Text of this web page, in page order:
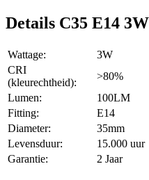
Details C35 E14
Wattage: 3W
CRI
(kleurechtheid):
>80%
Lumen:
100LM
Fitting:
E14
Diameter:
35mm
Levensduur:
15.000 uur
Garantie:
2 Jaar